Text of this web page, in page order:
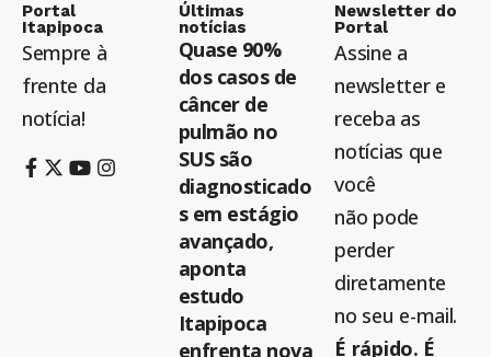
Portal
Itapipoca
Sempre à
frente da
notícia!
Últimas
notícias
Quase 90%
dos casos de
câncer de
pulmão no
SUS são
diagnosticado
s em estágio
avançado,
aponta
estudo
Itapipoca
enfrenta nova
Newsletter do
Portal
Assine a
newsletter e
receba as
notícias que
você
não pode
perder
diretamente
no seu e-mail.
É rápido. É